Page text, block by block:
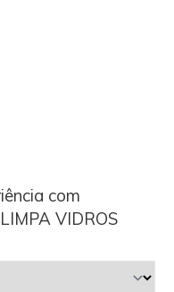
com
VIDROS